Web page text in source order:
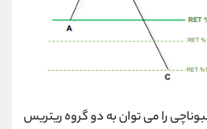
را می توان به دو گروه ریتریس